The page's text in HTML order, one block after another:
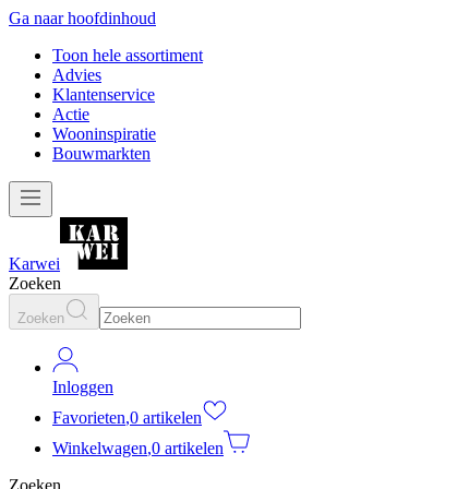
Ga naar hoofdinhoud
Toon hele assortiment
Advies
Klantenservice
Actie
Wooninspiratie
Bouwmarkten
Karwei
Zoeken
Zoeken
Inloggen
Favorieten,0 artikelen
Winkelwagen,0 artikelen
Zoeken